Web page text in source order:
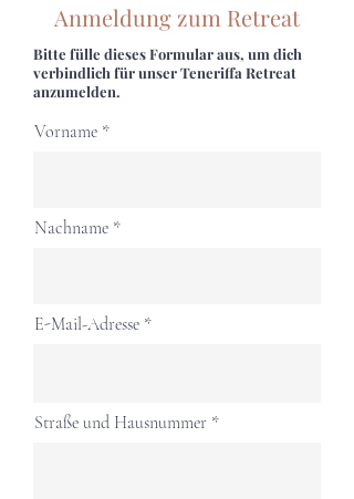
Anmeldung zum Retreat
Bitte fülle dieses Formular aus, um dich
verbindlich für unser Teneriffa Retreat
anzumelden.
Vorname
Nachname
E-Mail-Adresse
Straße und Hausnummer